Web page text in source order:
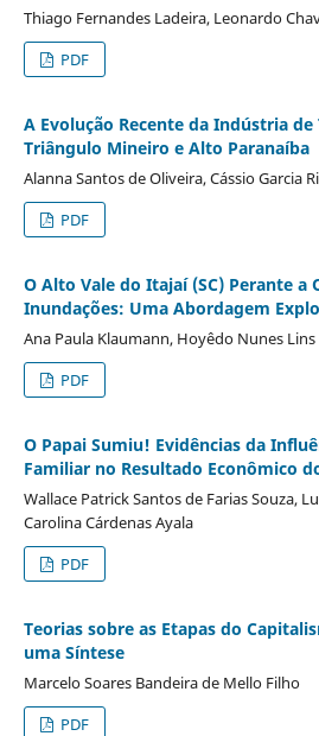
Thiago Fernandes Ladeira, Leonardo
PDF
A Evolução Recente da Indústria
Triângulo Mineiro e Alto Paranaíba
Alanna Santos de Oliveira, Cássio Garcia
PDF
O Alto Vale do Itajaí (SC) Perante a
Inundações: Uma Abordagem
Ana Paula Klaumann, Hoyêdo Nunes Lins
PDF
O Papai Sumiu! Evidências da
Familiar no Resultado Econômico
Wallace Patrick Santos de Farias Souza,
Carolina Cárdenas Ayala
PDF
Teorias sobre as Etapas do
uma Síntese
Marcelo Soares Bandeira de Mello Filho
PDF